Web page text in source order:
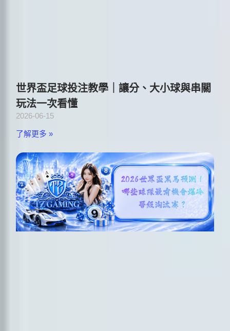
世界盃足球投注教學｜讓分、大小球與串關
玩法一次看懂
2026-06-15
了解更多 »